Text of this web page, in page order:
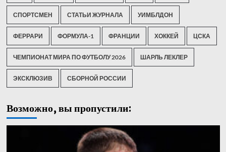
СПОРТСМЕН СТАТЬИ ЖУРНАЛА УИМБЛДОН
ФЕРРАРИ ФОРМУЛА-1 ФРАНЦИИ ХОККЕЙ ЦСКА
ЧЕМПИОНАТ МИРА ПО ФУТБОЛУ 2026 ШАРЛЬ ЛЕКЛЕР
ЭКСКЛЮЗИВ СБОРНОЙ РОССИИ
Возможно, вы пропустили: